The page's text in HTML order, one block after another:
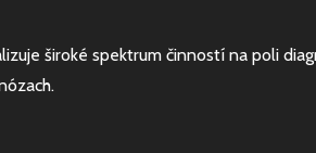
široké spektrum činností na poli